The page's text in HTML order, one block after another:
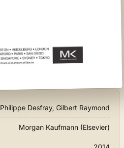
Philippe Desfray, Gilbert Raymond
Morgan Kaufmann (Elsevier)